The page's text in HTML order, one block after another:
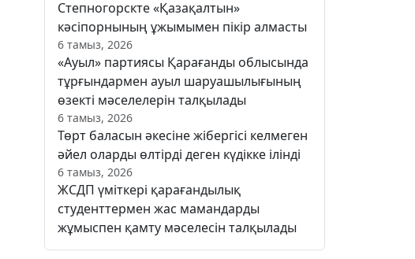
Степногорскте «Қазақалтын»
кәсіпорнының ұжымымен пікір алмасты
6 тамыз, 2026
«Ауыл» партиясы Қарағанды облысында
тұрғындармен ауыл шаруашылығының
өзекті мәселелерін талқылады
6 тамыз, 2026
Төрт баласын әкесіне жібергісі келмеген
әйел оларды өлтірді деген күдікке ілінді
6 тамыз, 2026
ЖСДП үміткері қарағандылық
студенттермен жас мамандарды
жұмыспен қамту мәселесін талқылады